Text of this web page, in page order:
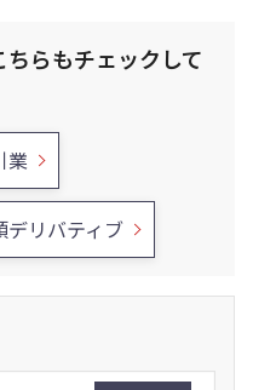
らもチェックして
業
デリバティブ